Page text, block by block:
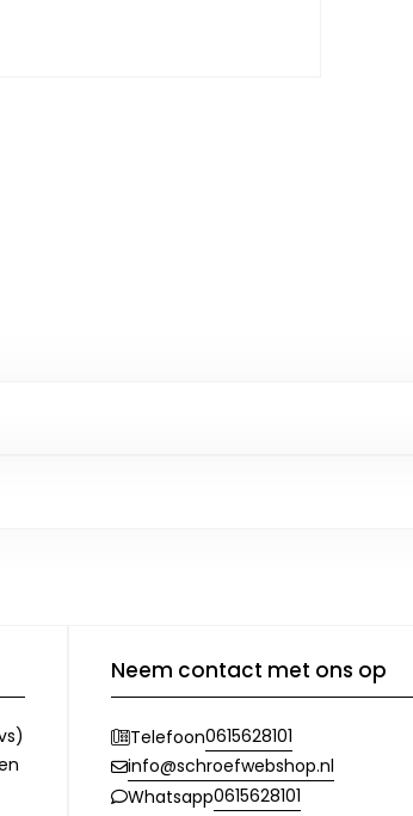
Neem contact met ons op
Telefoon0615628101
info@schroefwebshop.nl
Whatsapp0615628101